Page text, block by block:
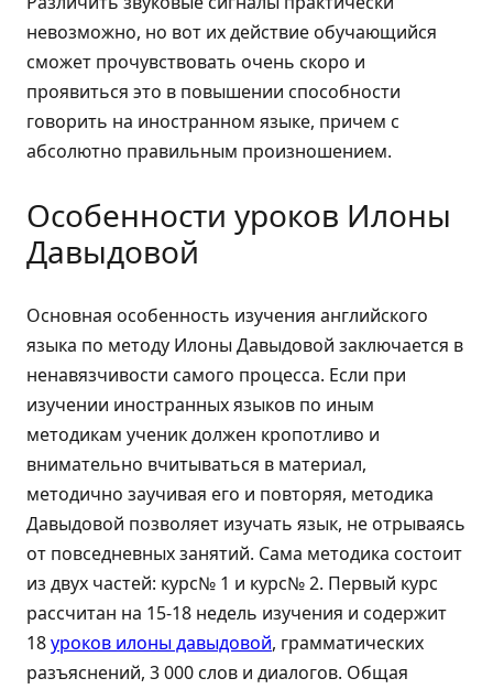
невозможно, но вот их действие обучающийся
сможет прочувствовать очень скоро и
проявиться это в повышении способности
говорить на иностранном языке, причем с
абсолютно правильным произношением.
Особенности уроков Илоны
Давыдовой
Основная особенность изучения английского
языка по методу Илоны Давыдовой заключается в
ненавязчивости самого процесса. Если при
изучении иностранных языков по иным
методикам ученик должен кропотливо и
внимательно вчитываться в материал,
методично заучивая его и повторяя, методика
Давыдовой позволяет изучать язык, не отрываясь
от повседневных занятий. Сама методика состоит
из двух частей: курс№ 1 и курс№ 2. Первый курс
рассчитан на 15-18 недель изучения и содержит
18уроков илоны давыдовой, грамматических
разъяснений, 3 000 слов и диалогов. Общая